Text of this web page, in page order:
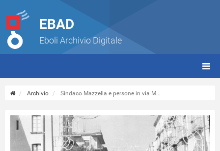
EBAD
Eboli Archivio Digitale
Archivio Sindaco Mazzella e persone in via M...